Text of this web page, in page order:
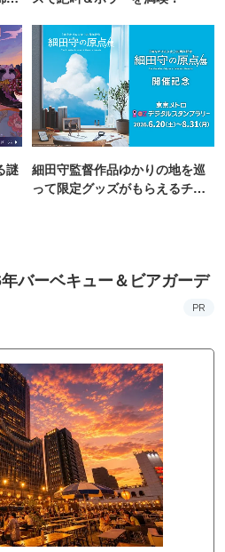
謎
細田守監督作品ゆかりの地を巡
って限定グッズがもらえるチャ
バーベキュー＆ビアガーデ
PR